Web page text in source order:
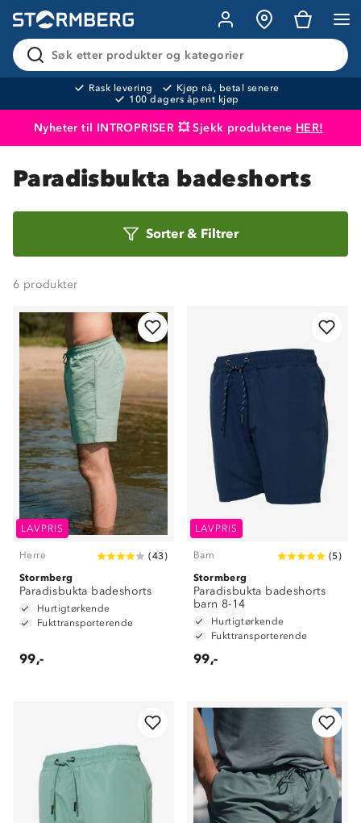
Søk etter produkter og kategorier
Rask levering
Kjøp nå, betal senere
100 dagers åpent kjøp
Nyheter til INTROPRISER 💥 Sjekk produktene HER!
Produktet er lagt i handlekurven Til kassen
Paradisbukta badeshorts
Sorter& Filtrer
6 produkter
LAVPRIS
Herre (43)
Stormberg
Paradisbukta badeshorts
Hurtigtørkende
Fukttransporterende
99,-
LAVPRIS
Barn (5)
Stormberg
Paradisbukta badeshorts
barn 8-14
Hurtigtørkende
Fukttransporterende
99,-